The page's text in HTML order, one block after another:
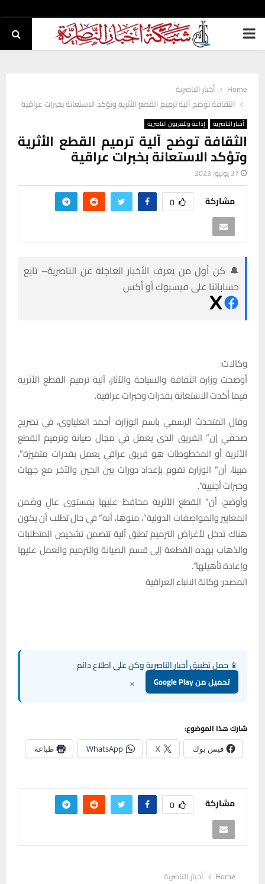
PRIMARY
Home
أخبار الناصرية
الثقافة توضح آلية ترميم القطع الأثرية وتؤكد الاستعانة بخبرات عراقية
أخبار الناصرية إذاعة وتلفزيون الناصرية
الثقافة توضح آلية ترميم القطع الأثرية
وتؤكد الاستعانة بخبرات عراقية
27 يونيو، 2023
مشاركة 0
🔔 كن أول من يعرف الأخبار العاجلة عن الناصرية– تابع
حساباتنا على فيسبوك أو أكس
وكالات:
أوضحت وزارة الثقافة والسياحة والآثار، آلية ترميم القطع الأثرية
فيما أكدت الاستعانة بقدرات وخبرات عراقية.
وقال المتحدث الرسمي باسم الوزارة، أحمد العلياوي، في تصريج
صحفي إن” الفريق الذي يعمل في مجال صيانة وترميم القطع
الأثرية أو المخطوطات هو فريق عراقي يعمل بقدرات متميزة”،
مبينا، أن” الوزارة تقوم بإعداد دورات بين الحين والآخر مع جهات
وخبرات أجنبية”.
وأوضح، أن” القطع الأثرية محافظ عليها بمستوى عالٍ وضمن
المعايير والمواصفات الدولية”، منوها، أنه” في حال تطلب أن يكون
هناك تدخل لأغراض الترميم تطبق آلية تتضمن تشخيص المتطلبات
والذهاب بهذه القطعة إلى قسم الصيانة والترميم والعمل عليها
وإعادة تأهيلها”.
المصدر: وكالة الانباء العراقية
📱 حمل تطبيق أخبار الناصرية وكن على اطلاع دائم
تحميل من Google Play ×
شارك هذا الموضوع:
فيس بوك X
WhatsApp طباعة
مشاركة 0
Home
أخبار الناصرية